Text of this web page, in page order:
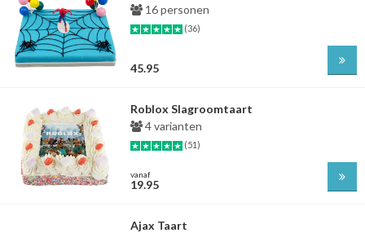
16 personen
(36)
45.95
Roblox Slagroomtaart
4 varianten
(51)
vanaf
19.95
Ajax Taart